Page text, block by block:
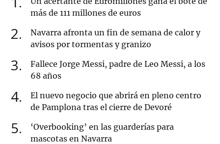
más de 111 millones de euros
2
Navarra afronta un fin de semana de calor y
avisos por tormentas y granizo
3
Fallece Jorge Messi, padre de Leo Messi, a los
68 años
4
El nuevo negocio que abrirá en pleno centro
de Pamplona tras el cierre de Devoré
5
‘Overbooking’ en las guarderías para
mascotas en Navarra